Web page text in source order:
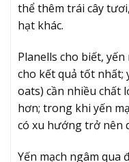
thể thêm trái cây
hạt khác.
Planells cho biết,
cho kết quả tốt nhất;
oats) cần nhiều chất
hơn; trong khi yến
có xu hướng trở nên
Yến mạch ngâm qua